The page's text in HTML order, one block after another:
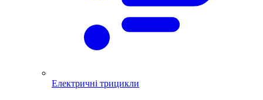
Електричні трицикли